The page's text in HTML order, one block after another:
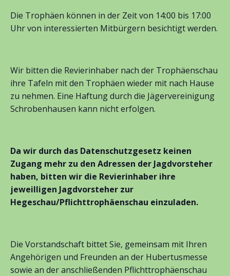
Die Trophäen können in der Zeit von 14:00 bis 17:00
Uhr von interessierten Mitbürgern besichtigt werden.
Wir bitten die Revierinhaber nach der Trophäenschau
ihre Tafeln mit den Trophäen wieder mit nach Hause
zu nehmen. Eine Haftung durch die Jägervereinigung
Schrobenhausen kann nicht erfolgen.
Da wir durch das Datenschutzgesetz keinen
Zugang mehr zu den Adressen der Jagdvorsteher
haben, bitten wir die Revierinhaber ihre
jeweilligen Jagdvorsteher zur
Hegeschau/Pflichttrophäenschau einzuladen.
Die Vorstandschaft bittet Sie, gemeinsam mit Ihren
Angehörigen und Freunden an der Hubertusmesse
sowie an der anschließenden Pflichttrophäenschau